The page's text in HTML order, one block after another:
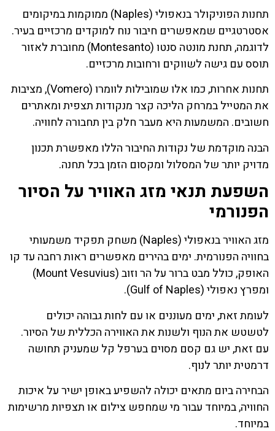
תחנות הפוניקולר בנאפולי (Naples) ממוקמות במיקומים
אסטרטגיים שמאפשרים חיבור נוח למוקדים מרכזיים בעיר.
לדוגמה, תחנת מונטה סנטו (Montesanto) מחוברת לאזור
תוסס עם גישה לשווקים ורחובות מרכזיים.
תחנות אחרות, כמו אלו שמובילות לוומרו (Vomero), מציבות
את המטייל במרחק הליכה קצר מנקודות תצפית ומאתרים
חשובים. המשמעות היא מעבר חלק בין תחבורה לחוויה.
הבנה מוקדמת של נקודות החיבור הללו מאפשרת תכנון
מדויק יותר של המסלול ומקסום הזמן בכל תחנה.
השפעת תנאי מזג האוויר על הסיור
הפנורמי
מזג האוויר בנאפולי (Naples) משחק תפקיד משמעותי
בחוויה הפנורמית. ימים בהירים מאפשרים ראות רחבה עד קו
האופק, כולל מבט ברור על הר וזוב (Mount Vesuvius)
ומפרץ נאפולי (Gulf of Naples).
לעומת זאת, ימים מעוננים או עם לחות גבוהה יכולים
לטשטש את הנוף ולשנות את האווירה הכללית של הסיור.
עם זאת, יש גם קסם מסוים בערפל קל שמעניק תחושה
דרמטית יותר לנוף.
הבחירה ביום מתאים יכולה להשפיע באופן ישיר על איכות
החוויה, במיוחד עבור מי שמחפש צילום או תצפיות מרשימות
במיוחד.